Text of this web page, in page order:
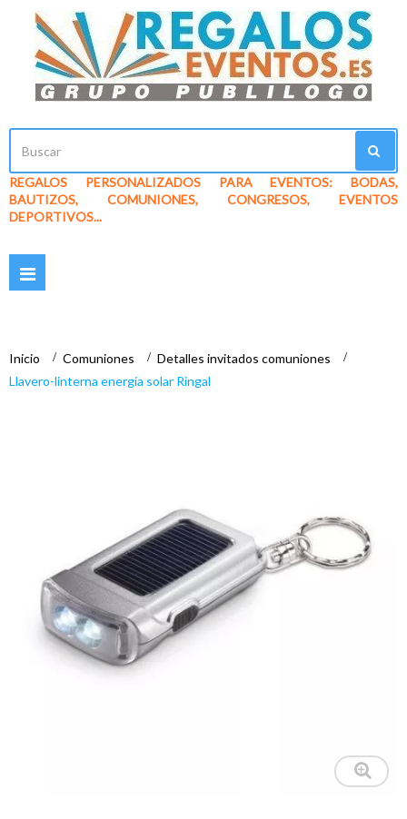
REGALOS PERSONALIZADOS PARA EVENTOS: BODAS,
BAUTIZOS, COMUNIONES, CONGRESOS, EVENTOS
DEPORTIVOS...
Navegación
Toggle
Inicio > Comuniones > Detalles invitados comuniones
>
Llavero-linterna energía solar Ringal